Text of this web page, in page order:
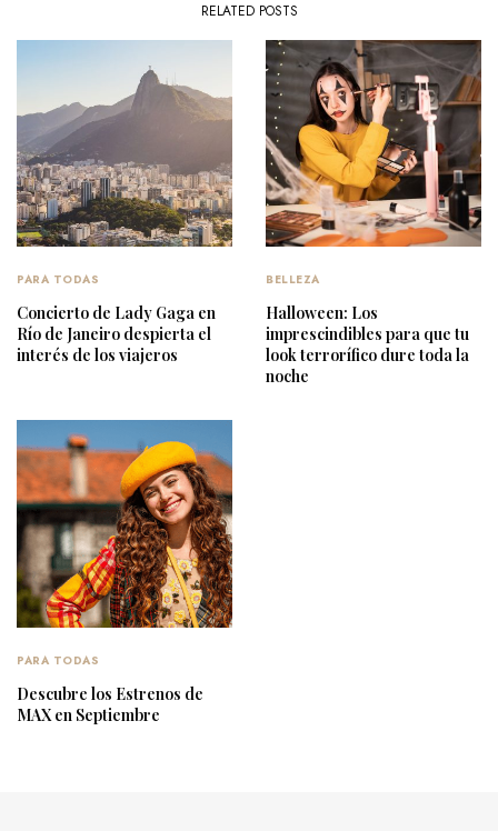
RELATED POSTS
PARA TODAS
Concierto de Lady Gaga en
Río de Janeiro despierta el
interés de los viajeros
BELLEZA
Halloween: Los
imprescindibles para que tu
look terrorífico dure toda la
noche
PARA TODAS
Descubre los Estrenos de
MAX en Septiembre